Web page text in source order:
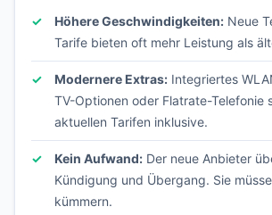
Höhere Geschwindigkeiten: Neue
Tarife bieten oft mehr Leistung als
Modernere Extras: Integriertes
TV-Optionen oder Flatrate-Telefonie
aktuellen Tarifen inklusive.
Kein Aufwand: Der neue Anbieter
Kündigung und Übergang. Sie
kümmern.